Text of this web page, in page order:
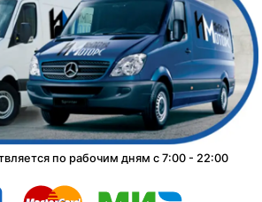
по рабочим дням с 7:00 - 22:00